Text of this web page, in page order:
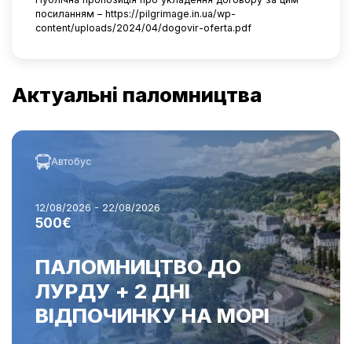
посиланням – https://pilgrimage.in.ua/wp-
content/uploads/2024/04/dogovir-oferta.pdf
Актуальні паломництва
Автобус
12/08/2026 - 22/08/2026
500€
ПАЛОМНИЦТВО ДО
ЛУРДУ + 2 ДНІ
ВІДПОЧИНКУ НА МОРІ